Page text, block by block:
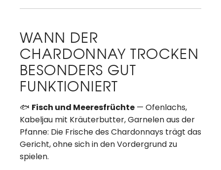
WANN DER
CHARDONNAY TROCKEN
BESONDERS GUT
FUNKTIONIERT
🐟 Fisch und Meeresfrüchte — Ofenlachs,
Kabeljau mit Kräuterbutter, Garnelen aus der
Pfanne: Die Frische des Chardonnays trägt das
Gericht, ohne sich in den Vordergrund zu
spielen.